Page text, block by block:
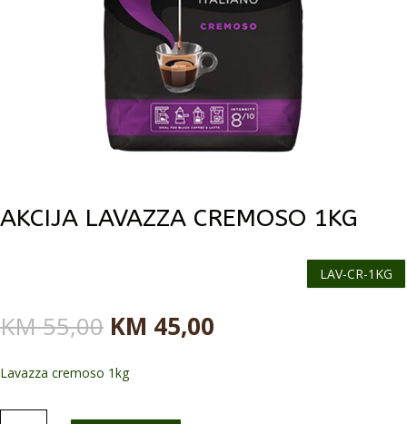
AKCIJA LAVAZZA CREMOSO 1KG
LAV-CR-1KG
KM55,00 Originalna
cena
je
bila:
KM 45,00
Lavazza cremoso 1kg